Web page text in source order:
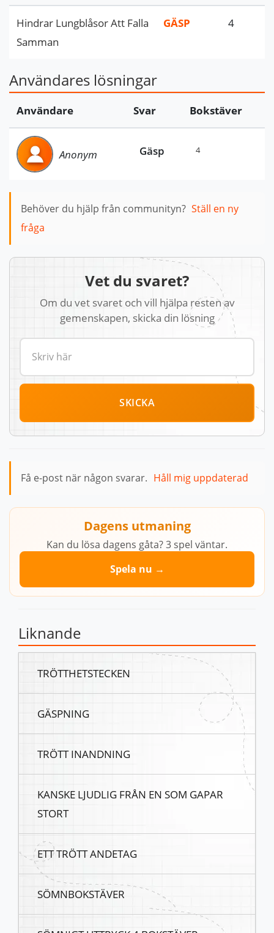
Hindrar Lungblåsor Att Falla
Samman
GÄSP 4
Användares lösningar
Användare Svar Bokstäver
Anonym Gäsp 4
Behöver du hjälp från communityn? Ställ en ny
fråga
Vet du svaret?
Om du vet svaret och vill hjälpa resten av
gemenskapen, skicka din lösning
SKICKA
Få e-post när någon svarar. Håll mig uppdaterad
Dagens utmaning
Kan du lösa dagens gåta? 3 spel väntar.
Spela nu →
Liknande
TRÖTTHETSTECKEN
GÄSPNING
TRÖTT INANDNING
KANSKE LJUDLIG FRÅN EN SOM GAPAR
STORT
ETT TRÖTT ANDETAG
SÖMNBOKSTÄVER